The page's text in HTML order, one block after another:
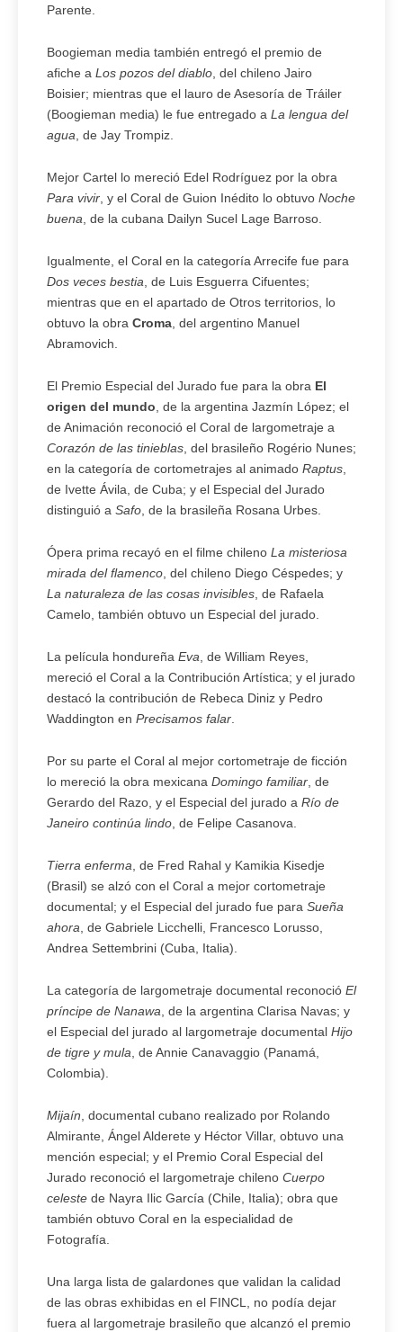
Parente.
Boogieman media también entregó el premio de
afiche a Los pozos del diablo, del chileno Jairo
Boisier; mientras que el lauro de Asesoría de Tráiler
(Boogieman media) le fue entregado a La lengua del
agua, de Jay Trompiz.
Mejor Cartel lo mereció Edel Rodríguez por la obra
Para vivir, y el Coral de Guion Inédito lo obtuvo Noche
buena, de la cubana Dailyn Sucel Lage Barroso.
Igualmente, el Coral en la categoría Arrecife fue para
Dos veces bestia, de Luis Esguerra Cifuentes;
mientras que en el apartado de Otros territorios, lo
obtuvo la obra Croma, del argentino Manuel
Abramovich.
El Premio Especial del Jurado fue para la obra El
origen del mundo, de la argentina Jazmín López; el
de Animación reconoció el Coral de largometraje a
Corazón de las tinieblas, del brasileño Rogério Nunes;
en la categoría de cortometrajes al animado Raptus,
de Ivette Ávila, de Cuba; y el Especial del Jurado
distinguió a Safo, de la brasileña Rosana Urbes.
Ópera prima recayó en el filme chileno La misteriosa
mirada del flamenco, del chileno Diego Céspedes; y
La naturaleza de las cosas invisibles, de Rafaela
Camelo, también obtuvo un Especial del jurado.
La película hondureña Eva, de William Reyes,
mereció el Coral a la Contribución Artística; y el jurado
destacó la contribución de Rebeca Diniz y Pedro
Waddington en Precisamos falar.
Por su parte el Coral al mejor cortometraje de ficción
lo mereció la obra mexicana Domingo familiar, de
Gerardo del Razo, y el Especial del jurado a Río de
Janeiro continúa lindo, de Felipe Casanova.
Tierra enferma, de Fred Rahal y Kamikia Kisedje
(Brasil) se alzó con el Coral a mejor cortometraje
documental; y el Especial del jurado fue para Sueña
ahora, de Gabriele Licchelli, Francesco Lorusso,
Andrea Settembrini (Cuba, Italia).
La categoría de largometraje documental reconoció El
príncipe de Nanawa, de la argentina Clarisa Navas; y
el Especial del jurado al largometraje documental Hijo
de tigre y mula, de Annie Canavaggio (Panamá,
Colombia).
Mijaín, documental cubano realizado por Rolando
Almirante, Ángel Alderete y Héctor Villar, obtuvo una
mención especial; y el Premio Coral Especial del
Jurado reconoció el largometraje chileno Cuerpo
celeste de Nayra Ilic García (Chile, Italia); obra que
también obtuvo Coral en la especialidad de
Fotografía.
Una larga lista de galardones que validan la calidad
de las obras exhibidas en el FINCL, no podía dejar
fuera al largometraje brasileño que alcanzó el premio